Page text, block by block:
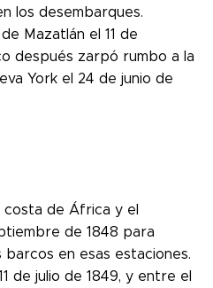
los desembarques.
Mazatlán el 11 de
después zarpó rumbo a la
York el 24 de junio de
costa de África y el
de 1848 para
en esas estaciones.
de julio de 1849, y entre el